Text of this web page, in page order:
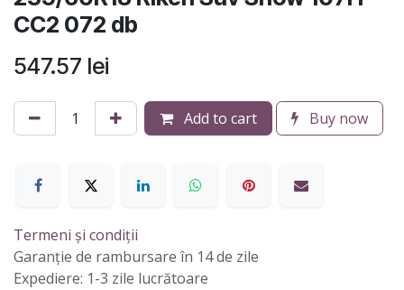
CC2 072 db
547.57 lei
Add to cart Buy now
Termeni și condiții
Garanție de rambursare în 14 de zile
Expediere: 1-3 zile lucrătoare